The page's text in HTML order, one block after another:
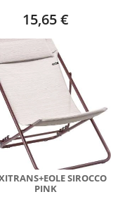
15,65 €
SIROCCO
PINK